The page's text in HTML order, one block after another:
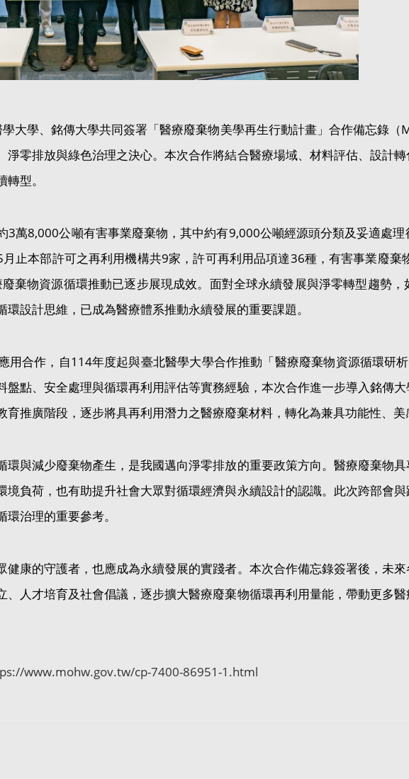
大學、銘傳大學共同簽署「醫療廢棄物美學再生行動計畫」合作備忘錄（
淨零排放與綠色治理之決心。本次合作將結合醫療場域、材料評估、設計
型。
3萬8,000公噸有害事業廢棄物，其中約有9,000公噸經源頭分類及妥適處理
止本部許可之再利用機構共9家，許可再利用品項達36種，有害事業廢
棄物資源循環推動已逐步展現成效。面對全球永續發展與淨零轉型趨勢
設計思維，已成為醫療體系推動永續發展的重要課題。
用合作，自114年度起與臺北醫學大學合作推動「醫療廢棄物資源循環研
盤點、安全處理與循環再利用評估等實務經驗，本次合作進一步導入銘傳
推廣階段，逐步將具再利用潛力之醫療廢棄材料，轉化為兼具功能性、美
環與減少廢棄物產生，是我國邁向淨零排放的重要政策方向。醫療廢棄物
境負荷，也有助提升社會大眾對循環經濟與永續設計的認識。此次跨部會
治理的重要參考。
健康的守護者，也應成為永續發展的實踐者。本次合作備忘錄簽署後，未
、人才培育及社會倡議，逐步擴大醫療廢棄物循環再利用量能，帶動更多
www.mohw.gov.tw/cp-7400-86951-1.html